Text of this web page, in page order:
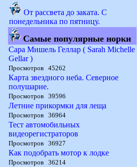
От рассвета до заката. С
понедельника по пятницу.
Самые популярные норки
Сара Мишель Геллар ( Sarah Michelle
Gellar )
Просмотров 45262
Карта звездного неба. Северное
полушарие.
Просмотров 39596
Летние прикормки для леща
Просмотров 36964
Тест автомобильных
видеорегистраторов
Просмотров 36927
Как подобрать мотор к лодке
Просмотров 36214